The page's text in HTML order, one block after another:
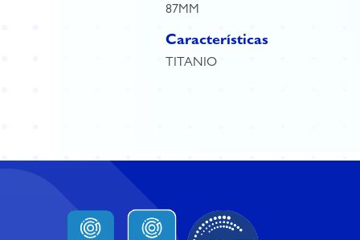
87MM
Características
TITANIO